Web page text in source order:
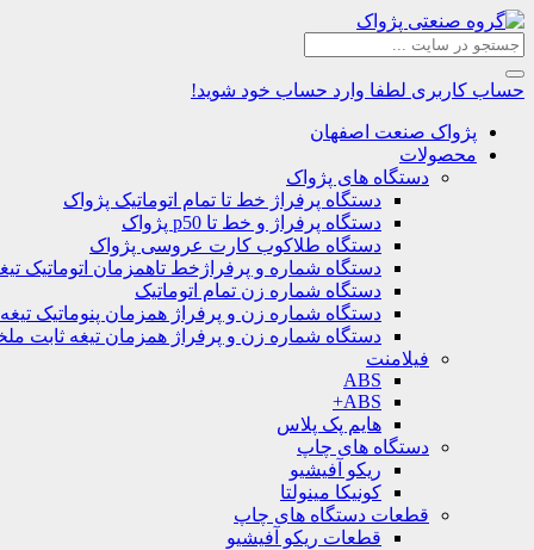
حساب کاربری لطفا وارد حساب خود شوید!
پژواک صنعت اصفهان
محصولات
دستگاه های پژواک
دستگاه پرفراژ خط تا تمام اتوماتیک پژواک
دستگاه پرفراژ و خط تا p50 پژواک
دستگاه طلاکوب کارت عروسی پژواک
دستگاه شماره و پرفراژخط تاهمزمان اتوماتیک
دستگاه شماره زن تمام اتوماتیک
دستگاه شماره زن و پرفراژ همزمان پنوماتیک
دستگاه شماره زن و پرفراژ همزمان تیغه ثابت
فیلامنت
ABS
ABS+
هایم پک پلاس
دستگاه های چاپ
ریکو آفیشیو
کونیکا مینولتا
قطعات دستگاه های چاپ
قطعات ریکو آفیشیو